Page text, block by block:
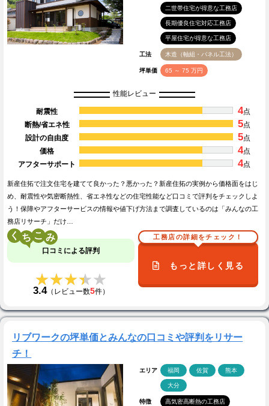
二世帯住宅が得意な工務店
長期優良住宅対応工務店
平屋住宅が得意な工務店
工法 木造（軸組・パネル工法）
坪単価 65 ～ 75 万円
性能レビュー
耐震性 4点
断熱/省エネ性
5点
設計の自由度
5点
価格
4点
アフターサポート
4点
新産住拓で注文住宅を建てて良かった？悪かった？新産住拓の実例から価格面をはじ
め、耐震性や気密断熱性、省エネ性などの住宅性能など口コミで評判をチェックしよ
う！保障やアフターサービスの情報や値下げ方法まで調査しているのは「みんなの工
務店リサーチ」だけ…
く こ
口コミによる評判
★★★★★
★★★★★
3.4（レビュー数5件）
工務店の詳細をチェック！
もっと詳しく見る
リブワークの坪単価とみんなの口コミや評判をリサー
チ！
エリア 福岡 佐賀 熊本
大分
特徴 高気密高断熱の工務店